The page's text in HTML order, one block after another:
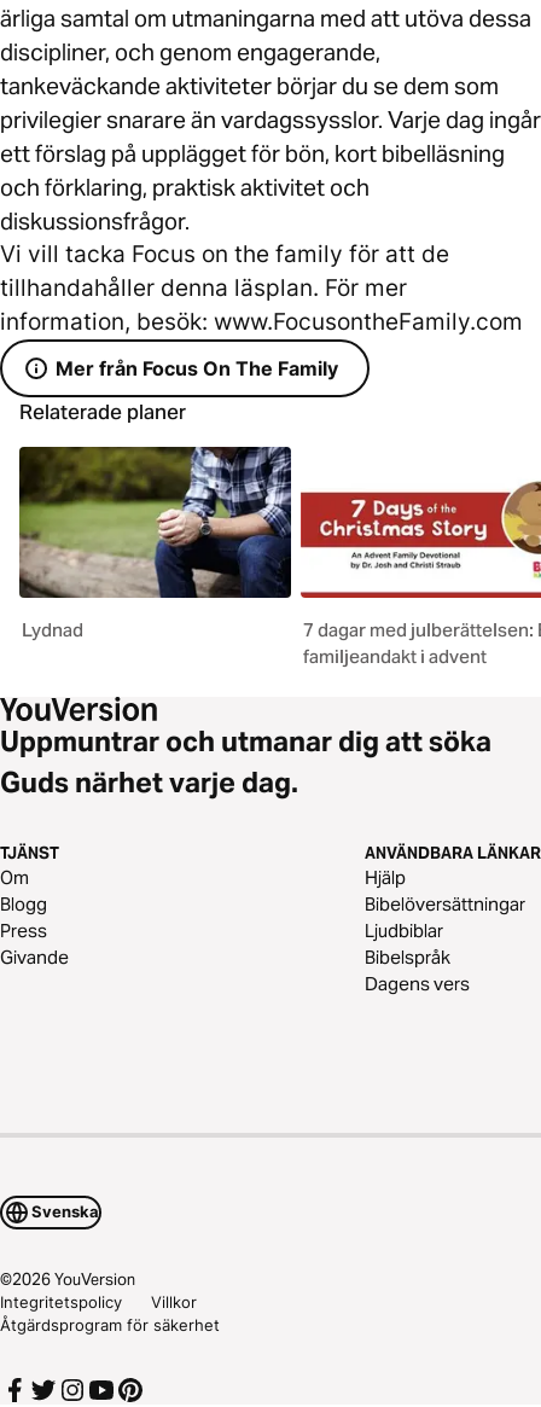
ärliga samtal om utmaningarna med att utöva dessa
discipliner, och genom engagerande,
tankeväckande aktiviteter börjar du se dem som
privilegier snarare än vardagssysslor. Varje dag ingår
ett förslag på upplägget för bön, kort bibelläsning
och förklaring, praktisk aktivitet och
diskussionsfrågor.
Vi vill tacka Focus on the family för att de
tillhandahåller denna läsplan. För mer
information, besök: www.FocusontheFamily.com
Mer från Focus On The Family
Relaterade planer
Lydnad
7 dagar med julberättelsen:
familjeandakt i advent
Uppmuntrar och utmanar dig att söka
Guds närhet varje dag.
TJÄNST
Om
Blogg
Press
Givande
ANVÄNDBARA LÄNKAR
Hjälp
Bibelöversättningar
Ljudbiblar
Bibelspråk
Dagens vers
Svenska
©2026YouVersion
Integritetspolicy
Villkor
Åtgärdsprogram för säkerhet